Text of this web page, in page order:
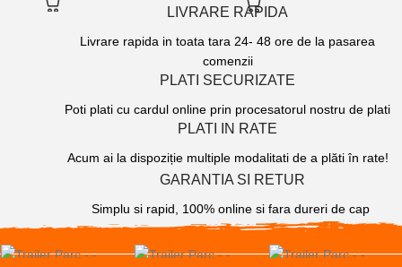
LIVRARE RAPIDA
Livrare rapida in toata tara 24- 48 ore de la pasarea
comenzii
PLATI SECURIZATE
Poti plati cu cardul online prin procesatorul nostru de plati
PLATI IN RATE
Acum ai la dispoziție multiple modalitati de a plăti în rate!
GARANTIA SI RETUR
Simplu si rapid, 100% online si fara dureri de cap